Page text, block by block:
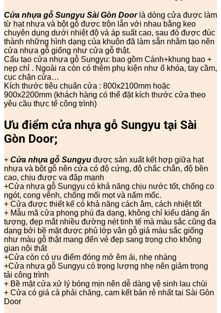
Cửa nhựa gỗ Sungyu Sài Gòn Doorlà dòng cửa được làm
từ hạt nhựa và bột gỗ được trộn lẫn với nhau bằng keo
chuyên dụng dưới nhiệt độ và áp suất cao, sau đó được đúc
thành những hình dạng của khuôn đã làm sẵn nhằm tạo nên
cửa nhựa gỗ giống như cửa gỗ thật.
Cấu tạo cửa nhựa gỗ Sungyu: bao gồm Cánh+khung bao +
nẹp chỉ . Ngoài ra còn có thêm phụ kiện như ổ khóa, tay cầm,
cục chặn cửa…
Kích thước tiêu chuẩn cửa : 800x2100mm hoặc
900x2200mm (khách hàng có thể đặt kích thước cửa theo
yêu cầu thực tế công trình)
Ưu điểm cửa nhựa gỗ Sungyu tại Sài
Gòn Door;
+ Cửa nhựa gỗ Sungyu được sản xuất kết hợp giữa hạt
nhựa và bột gỗ nên cửa có độ cứng, độ chắc chắn, độ bền
cao, chịu được va đập mạnh
+Cửa nhựa gỗ Sungyu có khả năng chịu nước tốt, chống co
ngót, cong vênh, chống mối mọt và nấm mốc.
+ Cửa được thiết kế có khả năng cách âm, cách nhiệt tốt
+ Mẫu mã cửa phong phú đa dạng, không chỉ kiểu dáng ấn
tượng, đẹp mắt nhiều đường nét tinh tế mà màu sắc cũng đa
dạng bởi bề mặt được phủ lớp vân gỗ giả màu sắc giống
như màu gỗ thật mang đến vẻ đẹp sang trọng cho không
gian nội thất
+Cửa còn có ưu điểm đóng mở êm ái, nhẹ nhàng
+Cửa nhựa gỗ Sungyu có trọng lượng nhẹ nên giảm trọng
tải công trình
+ Bề mặt cửa xử lý bóng mịn nên dễ dàng vệ sinh lau chùi
+ Cửa có giá cả phải chăng, cam kết bán rẻ nhất tại Sài Gòn
Door